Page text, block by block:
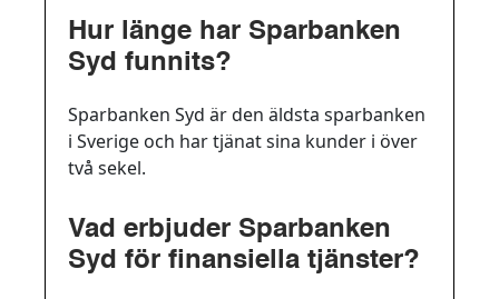
Hur länge har Sparbanken
Syd funnits?
Sparbanken Syd är den äldsta sparbanken
i Sverige och har tjänat sina kunder i över
två sekel.
Vad erbjuder Sparbanken
Syd för finansiella tjänster?